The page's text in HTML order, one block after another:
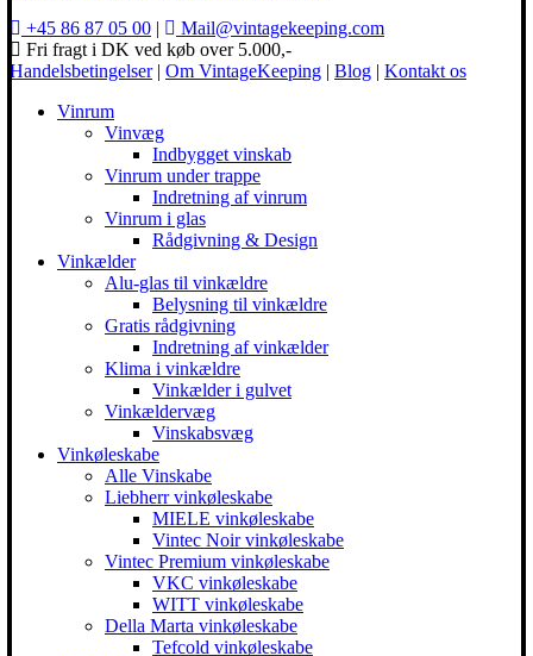
+45 86 87 05 00 |
Mail@vintagekeeping.com
Fri fragt i DK ved køb over 5.000,-
Handelsbetingelser| Om VintageKeeping | Blog | Kontakt os
Vinrum
Vinvæg
Indbygget vinskab
Vinrum under trappe
Indretning af vinrum
Vinrum i glas
Rådgivning & Design
Vinkælder
Alu-glas til vinkældre
Belysning til vinkældre
Gratis rådgivning
Indretning af vinkælder
Klima i vinkældre
Vinkælder i gulvet
Vinkældervæg
Vinskabsvæg
Vinkøleskabe
Alle Vinskabe
Liebherr vinkøleskabe
MIELE vinkøleskabe
Vintec Noir vinkøleskabe
Vintec Premium vinkøleskabe
VKC vinkøleskabe
WITT vinkøleskabe
Della Marta vinkøleskabe
Tefcold vinkøleskabe